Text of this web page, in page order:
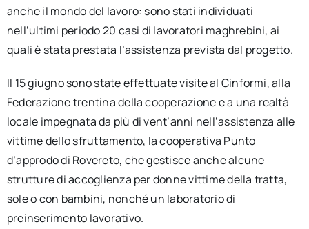
anche il mondo del lavoro: sono stati individuati
nell’ultimi periodo 20 casi di lavoratori maghrebini, ai
quali è stata prestata l’assistenza prevista dal progetto.
Il 15 giugno sono state effettuate visite al Cinformi, alla
Federazione trentina della cooperazione e a una realtà
locale impegnata da più di vent’anni nell’assistenza alle
vittime dello sfruttamento, la cooperativa Punto
d’approdo di Rovereto, che gestisce anche alcune
strutture di accoglienza per donne vittime della tratta,
sole o con bambini, nonché un laboratorio di
preinserimento lavorativo.